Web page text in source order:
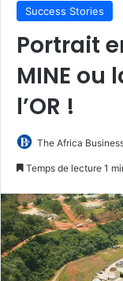
Success Stories
Portrait
MINE ou
l’OR !
The Africa
Temps de lecture 1